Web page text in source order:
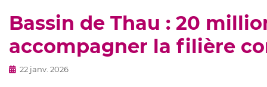
Bassin de Thau : 20
accompagner la filière
22 janv. 2026